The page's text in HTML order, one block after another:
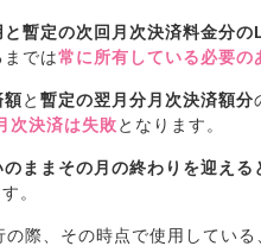
と暫定の次回月次決済料金分の
では常に所有している必要の
額と 暫定の翌月分月次決済額分
次決済は失敗となります。
ままその月の終わりを迎える
。
際、その時点で使用している